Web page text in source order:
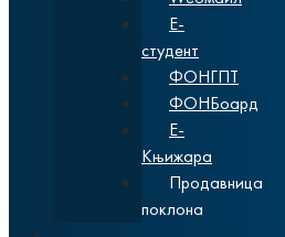
Е-
студент
ФОНГПТ
ФОНБоард
Е-
Књижара
Продавница
поклона